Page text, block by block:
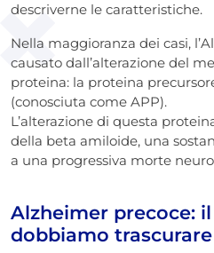
descriverne le caratteristiche.
Nella maggioranza dei casi,
causato dall’alterazione del
proteina: la proteina
(conosciuta come APP).
L’alterazione di questa
della beta amiloide, una
a una progressiva morte
Alzheimer precoce:
dobbiamo trascurare